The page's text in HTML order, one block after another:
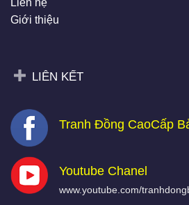
Liên hệ
Giới thiệu
LIÊN KẾT
Tranh Đồng CaoCấp
Youtube Chanel
www.youtube.com/